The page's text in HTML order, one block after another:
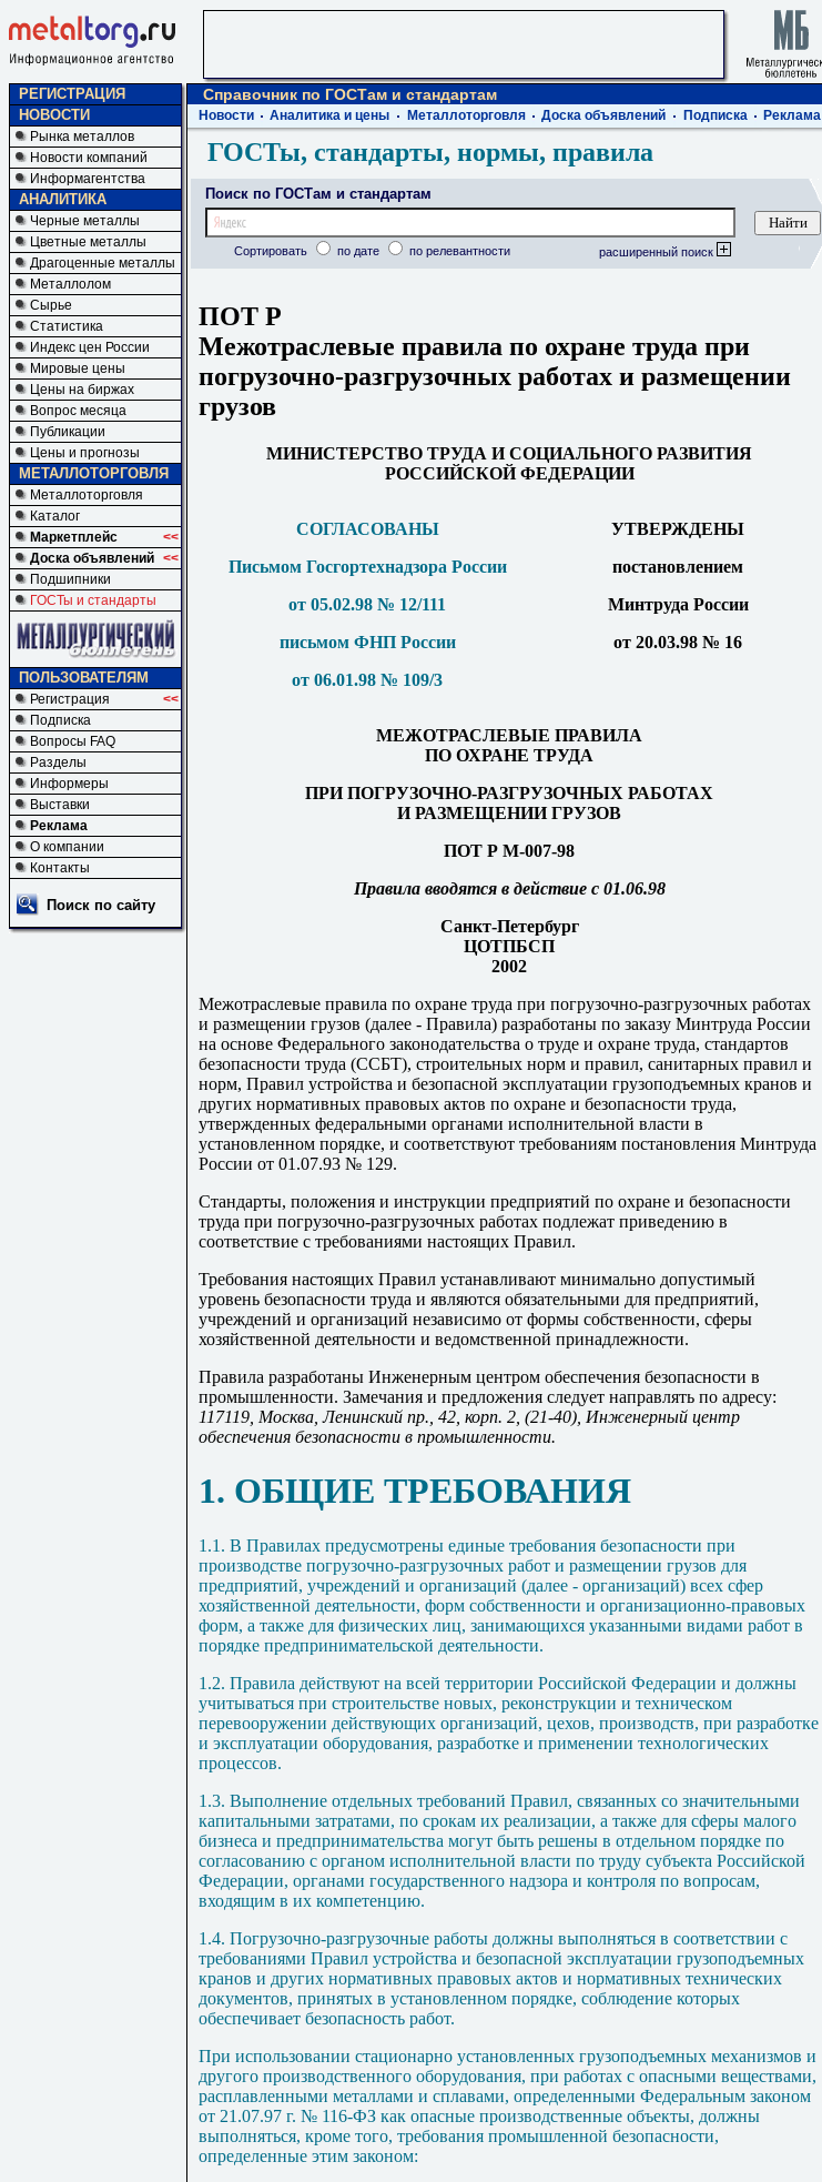
РЕГИСТРАЦИЯ
НОВОСТИ
Рынка металлов
Новости компаний
Информагентства
АНАЛИТИКА
Черные металлы
Цветные металлы
Драгоценные металлы
Металлолом
Сырье
Статистика
Индекс цен России
Мировые цены
Цены на биржах
Вопрос месяца
Публикации
Цены и прогнозы
МЕТАЛЛОТОРГОВЛЯ
Металлоторговля
Каталог
Маркетплейс
<<
Доска объявлений <<
Подшипники
ГОСТы и стандарты
ПОЛЬЗОВАТЕЛЯМ
Регистрация
<<
Подписка
Вопросы FAQ
Разделы
Информеры
Выставки
Реклама
О компании
Контакты
Поиск по сайту
Справочник по ГОСТам и стандартам
Новости Аналитика и цены Металлоторговля Доска объявлений Подписка Реклама
ГОСТы, стандарты, нормы, правила
Поиск по ГОСТам и стандартам
Сортировать по дате по релевантности расширенный поиск
ПОТ Р
Межотраслевые правила по охране труда при
погрузочно-разгрузочных работах и размещении
грузов
МИНИСТЕРСТВО ТРУДА И СОЦИАЛЬНОГО РАЗВИТИЯ
РОССИЙСКОЙ ФЕДЕРАЦИИ
СОГЛАСОВАНЫ
Письмом Госгортехнадзора России
от 05.02.98 № 12/111
письмом ФНП России
от 06.01.98 № 109/3
УТВЕРЖДЕНЫ
постановлением
Минтруда России
от 20.03.98 № 16
МЕЖОТРАСЛЕВЫЕ ПРАВИЛА
ПО ОХРАНЕ ТРУДА
ПРИ ПОГРУЗОЧНО-РАЗГРУЗОЧНЫХ РАБОТАХ
И РАЗМЕЩЕНИИ ГРУЗОВ
ПОТ Р М-007-98
Правила вводятся в действие с 01.06.98
Санкт-Петербург
ЦОТПБСП
2002
Межотраслевые правила по охране труда при погрузочно-разгрузочных работах
и размещении грузов (далее - Правила) разработаны по заказу Минтруда России
на основе Федерального законодательства о труде и охране труда, стандартов
безопасности труда (ССБТ), строительных норм и правил, санитарных правил и
норм, Правил устройства и безопасной эксплуатации грузоподъемных кранов и
других нормативных правовых актов по охране и безопасности труда,
утвержденных федеральными органами исполнительной власти в
установленном порядке, и соответствуют требованиям постановления Минтруда
России от 01.07.93 № 129.
Стандарты, положения и инструкции предприятий по охране и безопасности
труда при погрузочно-разгрузочных работах подлежат приведению в
соответствие с требованиями настоящих Правил.
Требования настоящих Правил устанавливают минимально допустимый
уровень безопасности труда и являются обязательными для предприятий,
учреждений и организаций независимо от формы собственности, сферы
хозяйственной деятельности и ведомственной принадлежности.
Правила разработаны Инженерным центром обеспечения безопасности в
промышленности. Замечания и предложения следует направлять по адресу:
117119, Москва, Ленинский пр., 42, корп. 2, (21-40), Инженерный центр
обеспечения безопасности в промышленности.
1. ОБЩИЕ ТРЕБОВАНИЯ
1.1 . В Правилах предусмотрены единые требования безопасности при
производстве погрузочно-разгрузочных работ и размещении грузов для
предприятий, учреждений и организаций (далее - организаций) всех сфер
хозяйственной деятельности, форм собственности и организационно-правовых
форм, а также для физических лиц, занимающихся указанными видами работ в
порядке предпринимательской деятельности.
1.2. Правила действуют на всей территории Российской Федерации и должны
учитываться при строительстве новых, реконструкции и техническом
перевооружении действующих организаций, цехов, производств, при разработке
и эксплуатации оборудования, разработке и применении технологических
процессов.
1.3. Выполнение отдельных требований Правил, связанных со значительными
капитальными затратами, по срокам их реализации, а также для сферы малого
бизнеса и предпринимательства могут быть решены в отдельном порядке по
согласованию с органом исполнительной власти по труду субъекта Российской
Федерации, органами государственного надзора и контроля по вопросам,
входящим в их компетенцию.
1.4. Погрузочно-разгрузочные работы должны выполняться в соответствии с
требованиями Правил устройства и безопасной эксплуатации грузоподъемных
кранов и других нормативных правовых актов и нормативных технических
документов, принятых в установленном порядке, соблюдение которых
обеспечивает безопасность работ.
При использовании стационарно установленных грузоподъемных механизмов и
другого производственного оборудования, при работах с опасными веществами,
расплавленными металлами и сплавами, определенными Федеральным законом
от 21.07.97 г. № 116-ФЗ как опасные производственные объекты, должны
выполняться, кроме того, требования промышленной безопасности,
определенные этим законом: